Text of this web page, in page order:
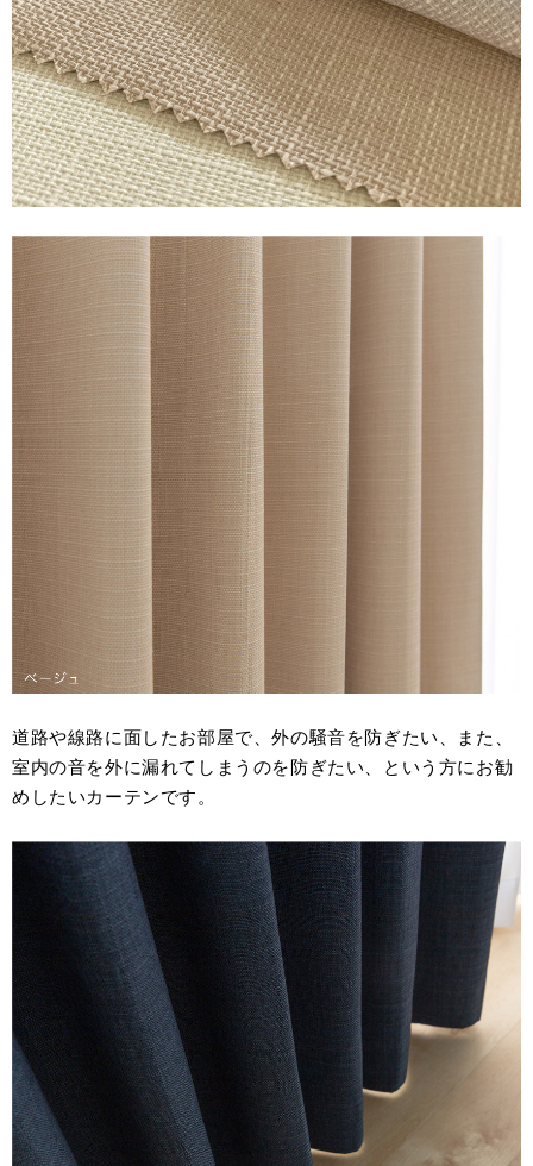
道路や線路に面したお部屋で、外の騒音を防ぎたい、また、
室内の音を外に漏れてしまうのを防ぎたい、という方にお勧
めしたいカーテンです。